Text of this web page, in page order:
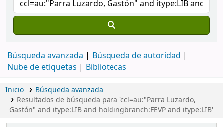
Búsqueda avanzada
Búsqueda de autoridad
Nube de etiquetas
Bibliotecas
Inicio
Búsqueda avanzada
Resultados de búsqueda para 'ccl=au:"Parra Luzardo,
Gastón" and itype:LIB and holdingbranch:FEVP and itype:LIB'